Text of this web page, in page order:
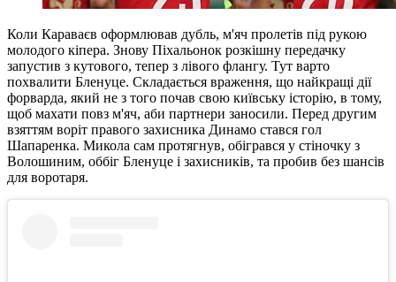
Коли Караваєв оформлював дубль, м'яч пролетів під рукою
молодого кіпера. Знову Піхальонок розкішну передачку
запустив з кутового, тепер з лівого флангу. Тут варто
похвалити Бленуце. Складається враження, що найкращі дії
форварда, який не з того почав свою київську історію, в тому,
щоб махати повз м'яч, аби партнери заносили. Перед другим
взяттям воріт правого захисника Динамо стався гол
Шапаренка. Микола сам протягнув, обігрався у стіночку з
Волошиним, оббіг Бленуце і захисників, та пробив без шансів
для воротаря.